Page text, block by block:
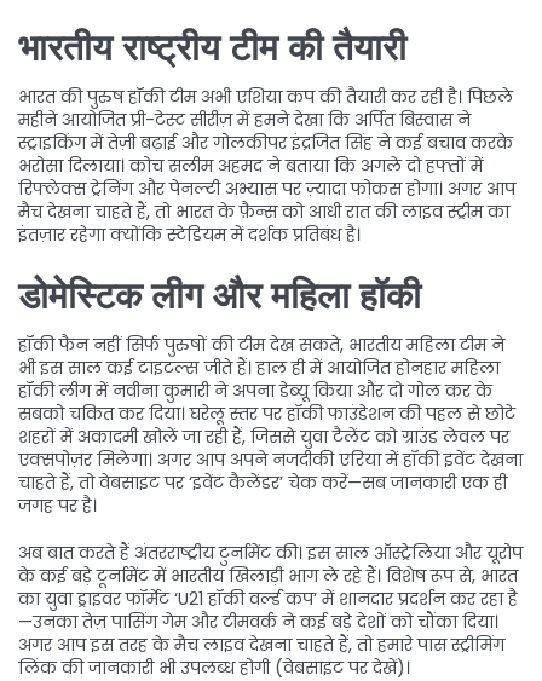
भारतीय राष्ट्रीय टीम की तैयारी
भारत की पुरुष हॉकी टीम अभी एशिया कप की तैयारी कर रही है। पिछले
महीने आयोजित प्री-टेस्ट सीरीज़ में हमने देखा कि अर्पित बिस्वास ने
स्ट्राइकिंग में तेज़ी बढ़ाई और गोलकीपर इंद्रजित सिंह ने कई बचाव करके
भरोसा दिलाया। कोच सलीम अहमद ने बताया कि अगले दो हफ्तों में
रिफ्लेक्स ट्रेनिंग और पेनल्टी अभ्यास पर ज़्यादा फोकस होगा। अगर आप
मैच देखना चाहते हैं, तो भारत के फ़ैन्स को आधी रात की लाइव स्ट्रीम का
इंतज़ार रहेगा क्योंकि स्टेडियम में दर्शक प्रतिबंध है।
डोमेस्टिक लीग और महिला हॉकी
हॉकी फैन नहीं सिर्फ पुरुषों की टीम देख सकते, भारतीय महिला टीम ने
भी इस साल कई टाइटल्स जीते हैं। हाल ही में आयोजित होनहार महिला
हॉकी लीग में नवीना कुमारी ने अपना डेब्यू किया और दो गोल कर के
सबको चकित कर दिया। घरेलू स्तर पर हॉकी फाउंडेशन की पहल से छोटे
शहरों में अकादमी खोलें जा रही हैं, जिससे युवा टैलेंट को ग्राउंड लेवल पर
एक्सपोज़र मिलेगा। अगर आप अपने नजदीकी एरिया में हॉकी इवेंट देखना
चाहते हैं, तो वेबसाइट पर ‘इवेंट कैलेंडर’ चेक करें—सब जानकारी एक ही
जगह पर है।
अब बात करते हैं अंतरराष्ट्रीय टुर्नामेंट की। इस साल ऑस्ट्रेलिया और यूरोप
के कई बड़े टूर्नामेंट में भारतीय खिलाड़ी भाग ले रहे हैं। विशेष रूप से, भारत
का युवा ड्राइवर फॉर्मेट ‘U21 हॉकी वर्ल्ड कप’ में शानदार प्रदर्शन कर रहा है
—उनका तेज़ पासिंग गेम और टीमवर्क ने कई बड़े देशों को चौंका दिया।
अगर आप इस तरह के मैच लाइव देखना चाहते हैं, तो हमारे पास स्ट्रीमिंग
लिंक की जानकारी भी उपलब्ध होगी (वेबसाइट पर देखें)।